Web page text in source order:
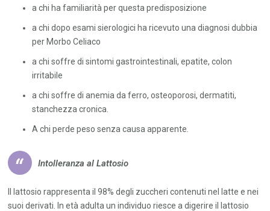
a chi ha familiarità per questa predisposizione
a chi dopo esami sierologici ha ricevuto una diagnosi dubbia
per Morbo Celiaco
a chi soffre di sintomi gastrointestinali, epatite, colon
irritabile
a chi soffre di anemia da ferro, osteoporosi, dermatiti,
stanchezza cronica.
A chi perde peso senza causa apparente.
Intolleranza al Lattosio
Il lattosio rappresenta il 98% degli zuccheri contenuti nel latte e nei
suoi derivati. In età adulta un individuo riesce a digerire il lattosio